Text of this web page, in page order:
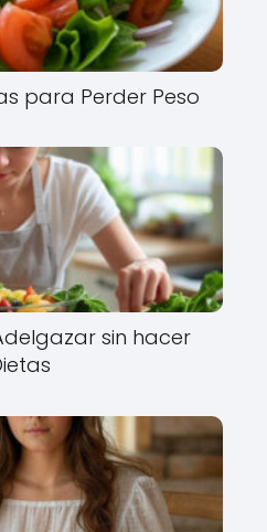
para Perder Peso
sin hacer